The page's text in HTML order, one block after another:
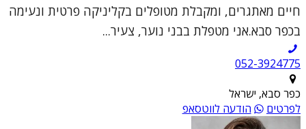
חיים מאתגרים, ומקבלת מטופלים בקליניקה פרטית ונעימה
בכפר סבא.אני מטפלת בבני נוער, צעיר...
052-3924775
כפר סבא, ישראל
לפרטים
הודעה לווטסאפ